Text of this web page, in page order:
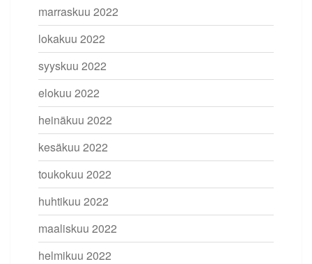
marraskuu 2022
lokakuu 2022
syyskuu 2022
elokuu 2022
heinäkuu 2022
kesäkuu 2022
toukokuu 2022
huhtikuu 2022
maaliskuu 2022
helmikuu 2022